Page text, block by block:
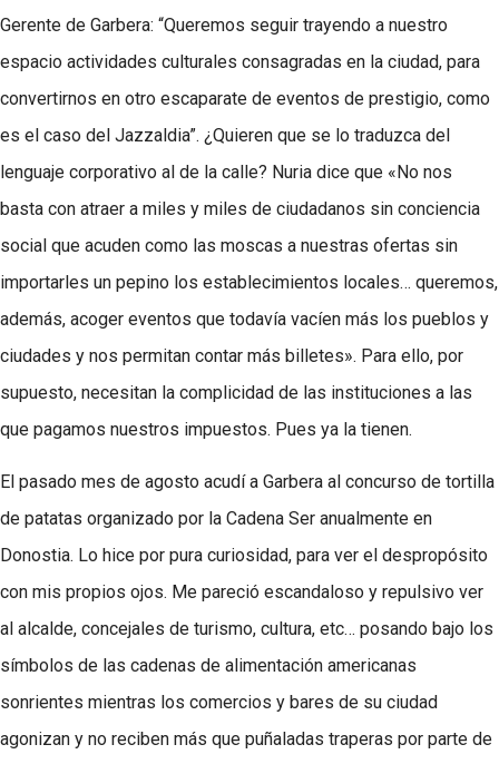
Gerente de Garbera: “Queremos seguir trayendo a nuestro
espacio actividades culturales consagradas en la ciudad, para
convertirnos en otro escaparate de eventos de prestigio, como
es el caso del Jazzaldia”. ¿Quieren que se lo traduzca del
lenguaje corporativo al de la calle? Nuria dice que «No nos
basta con atraer a miles y miles de ciudadanos sin conciencia
social que acuden como las moscas a nuestras ofertas sin
importarles un pepino los establecimientos locales… queremos,
además, acoger eventos que todavía vacíen más los pueblos y
ciudades y nos permitan contar más billetes». Para ello, por
supuesto, necesitan la complicidad de las instituciones a las
que pagamos nuestros impuestos. Pues ya la tienen.
El pasado mes de agosto acudí a Garbera al concurso de tortilla
de patatas organizado por la Cadena Ser anualmente en
Donostia. Lo hice por pura curiosidad, para ver el despropósito
con mis propios ojos. Me pareció escandaloso y repulsivo ver
al alcalde, concejales de turismo, cultura, etc… posando bajo los
símbolos de las cadenas de alimentación americanas
sonrientes mientras los comercios y bares de su ciudad
agonizan y no reciben más que puñaladas traperas por parte de